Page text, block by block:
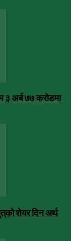
३ अर्ब ७७ करोडमा
शेयर दिन अर्थ